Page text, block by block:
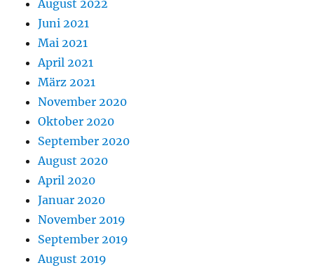
August 2022
Juni 2021
Mai 2021
April 2021
März 2021
November 2020
Oktober 2020
September 2020
August 2020
April 2020
Januar 2020
November 2019
September 2019
August 2019